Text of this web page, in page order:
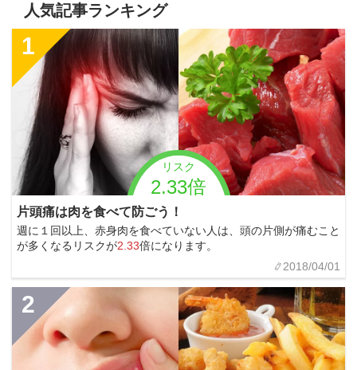
人気記事ランキング
リスク
2.33倍
1
片頭痛は肉を食べて防ごう！
週に１回以上、赤身肉を食べていない人は、頭の片側が痛むこと
が多くなるリスクが2.33倍になります。
2018/04/01
2